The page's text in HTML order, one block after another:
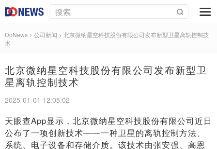
DoNews > 公司新闻 > 北京微纳星空科技股份有限公司发布新型卫星离轨控制技
术
北京微纳星空科技股份有限公司发布新型卫
星离轨控制技术
2025-01-01 12:05:02
天眼查App显示，北京微纳星空科技股份有限公司近日
公布了一项创新技术——一种卫星的离轨控制方法、
系统、电子设备和存储介质。该技术由张安强、高恩